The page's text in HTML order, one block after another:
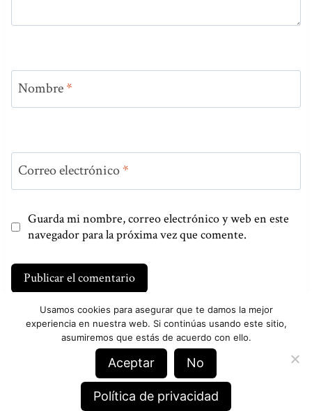
Nombre*
Correo electrónico*
Guarda mi nombre, correo electrónico y web en este
navegador para la próxima vez que comente.
Política de Privacidad
Política de Cookies
Acerca de
Línea Editorial
Usamos cookies para asegurar que te damos la mejor
experiencia en nuestra web. Si continúas usando este sitio,
asumiremos que estás de acuerdo con ello.
Aceptar No
Política de privacidad